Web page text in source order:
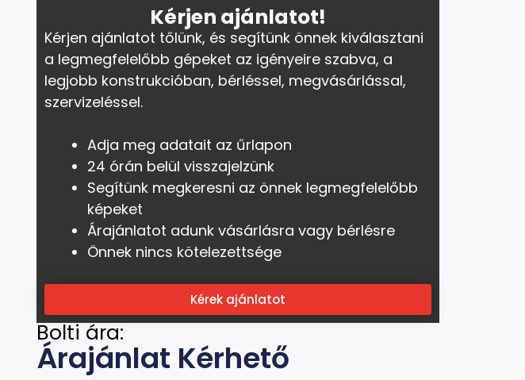
Kérjen ajánlatot!
Kérjen ajánlatot tőlünk, és segítünk önnek kiválasztani
a legmegfelelőbb gépeket az igényeire szabva, a
legjobb konstrukcióban, bérléssel, megvásárlással,
szervizeléssel.
Adja meg adatait az űrlapon
24 órán belül visszajelzünk
Segítünk megkeresni az önnek legmegfelelőbb
képeket
Árajánlatot adunk vásárlásra vagy bérlésre
Önnek nincs kötelezettsége
Kérek ajánlatot
Bolti ára:
Árajánlat Kérhető